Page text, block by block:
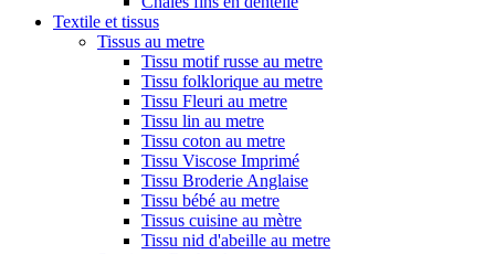
Textile et tissus
Tissus au metre
Tissu motif russe au metre
Tissu folklorique au metre
Tissu Fleuri au metre
Tissu lin au metre
Tissu coton au metre
Tissu Viscose Imprimé
Tissu Broderie Anglaise
Tissu bébé au metre
Tissus cuisine au mètre
Tissu nid d'abeille au metre